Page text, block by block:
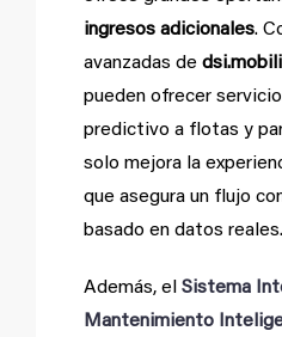
ingresos adicionales.
avanzadas de
pueden ofrecer
predictivo a flotas y
solo mejora la
que asegura un flujo
basado en datos reales.
Además, el Sistema
Mantenimiento